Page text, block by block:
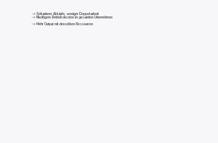
-> Schlankere Abläufe, weniger Doppelarbeit
-> Niedrigere Betriebskosten im gesamten Unternehmen
-> Mehr Output mit denselben Ressourcen